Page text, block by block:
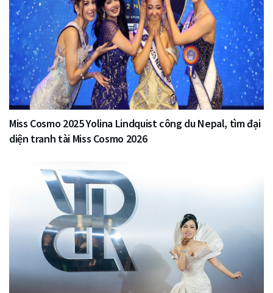
Miss Cosmo 2025 Yolina Lindquist công du Nepal, tìm đại
diện tranh tài Miss Cosmo 2026